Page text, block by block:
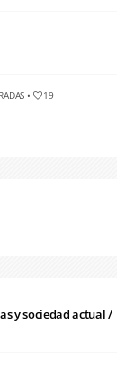
• 19
y sociedad actual /